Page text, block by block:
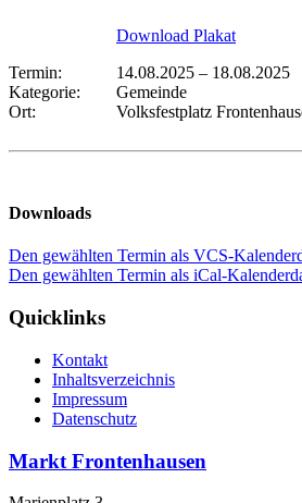
Download Plakat
Termin:
14.08.2025 – 18.08.2025
Kategorie:
Gemeinde
Ort:
Volksfestplatz
Downloads
Den gewählten Termin als VCS-
Den gewählten Termin als iCal-
Quicklinks
Kontakt
Inhaltsverzeichnis
Impressum
Datenschutz
Markt Frontenhausen